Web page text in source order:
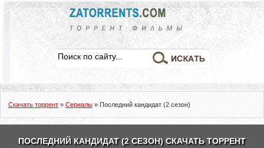
Скачать торрент » Сериалы » Последний кандидат (2 сезон)
ПОСЛЕДНИЙ КАНДИДАТ (2 СЕЗОН) СКАЧАТЬ ТОРРЕНТ